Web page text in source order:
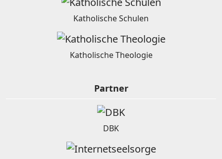
Katholische Schulen
Katholische Theologie
Partner
DBK